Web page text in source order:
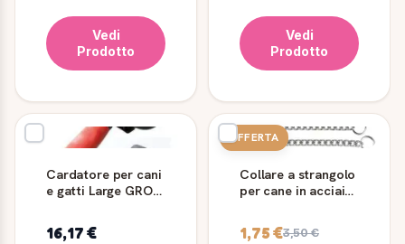
Vedi
Prodotto
Vedi
Prodotto
Cardatore per cani
e gatti Large GRO
16,17 €
OFFERTA
Collare a strangolo
per cane in acciaio
1,75 €3,50 €